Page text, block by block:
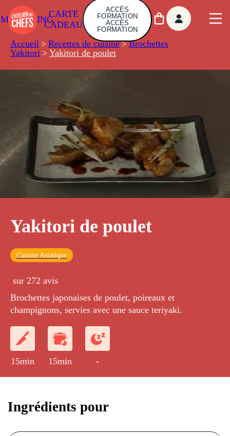
CARTE
CADEAU
ACCÈS
FORMATION
ACCÈS
FORMATION
Accueil > Recettes de cuisine > Brochettes
Yakitori > Yakitori de poulet
Yakitori de poulet
Cuisine Asiatique
sur 272 avis
Brochettes japonaises de poulet, poireaux et
champignons, servies avec une sauce teriyaki.
15min 15min -
Ingrédients pour